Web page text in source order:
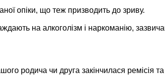
опіки, що теж призводить до зриву.
на алкоголізм і наркоманію,
родича чи друга закінчилася ремісія